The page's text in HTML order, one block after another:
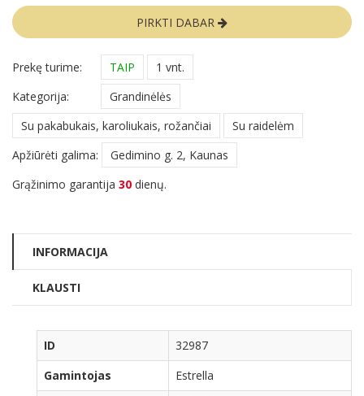
PIRKTI DABAR
Prekę turime: TAIP
1 vnt.
Kategorija:
Grandinėlės
Su pakabukais, karoliukais, rožančiai
Su raidelėm
Apžiūrėti galima:
Gedimino g. 2, Kaunas
Grąžinimo garantija 30 dienų.
INFORMACIJA
KLAUSTI
ID
32987
Gamintojas
Estrella